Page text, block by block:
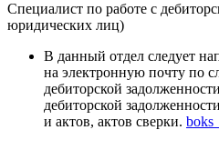
Специалист по работе с
юридических лиц)
В данный отдел следует
на электронную почту по
дебиторской
дебиторской
и актов, актов сверки.